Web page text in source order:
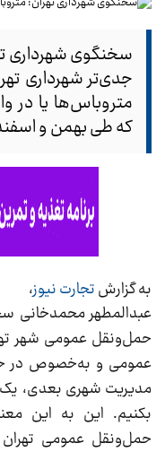
سخنگوی شهرداری
جدی‌تر شهرداری
متروباس‌ها یا در
که طی بهمن و
به گزارشتجارت نیوز،
عبدالمطهر محمدخانی
حمل‌ونقل عمومی شهر
عمومی و به‌خصوص در
مدیریت شهری بعدی، یک
بکنیم. این به این
حمل‌ونقل عمومی